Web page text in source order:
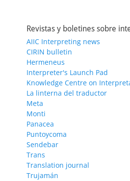
Revistas y boletines sobre
AIIC Interpreting news
CIRIN bulletin
Hermeneus
Interpreter's Launch Pad
Knowledge Centre on
La linterna del traductor
Meta
Monti
Panacea
Puntoycoma
Sendebar
Trans
Translation journal
Trujamán